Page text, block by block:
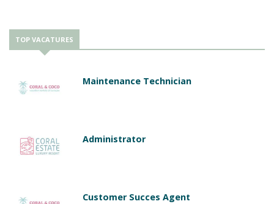
TOP VACATURES
Maintenance Technician
Administrator
Customer Succes Agent